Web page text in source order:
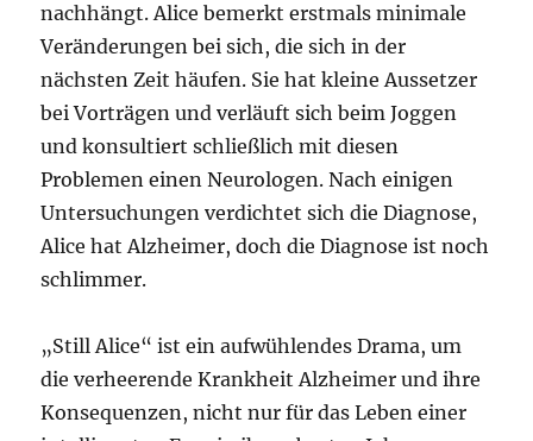
nachhängt. Alice bemerkt erstmals minimale
Veränderungen bei sich, die sich in der
nächsten Zeit häufen. Sie hat kleine Aussetzer
bei Vorträgen und verläuft sich beim Joggen
und konsultiert schließlich mit diesen
Problemen einen Neurologen. Nach einigen
Untersuchungen verdichtet sich die Diagnose,
Alice hat Alzheimer, doch die Diagnose ist noch
schlimmer.
„Still Alice“ ist ein aufwühlendes Drama, um
die verheerende Krankheit Alzheimer und ihre
Konsequenzen, nicht nur für das Leben einer